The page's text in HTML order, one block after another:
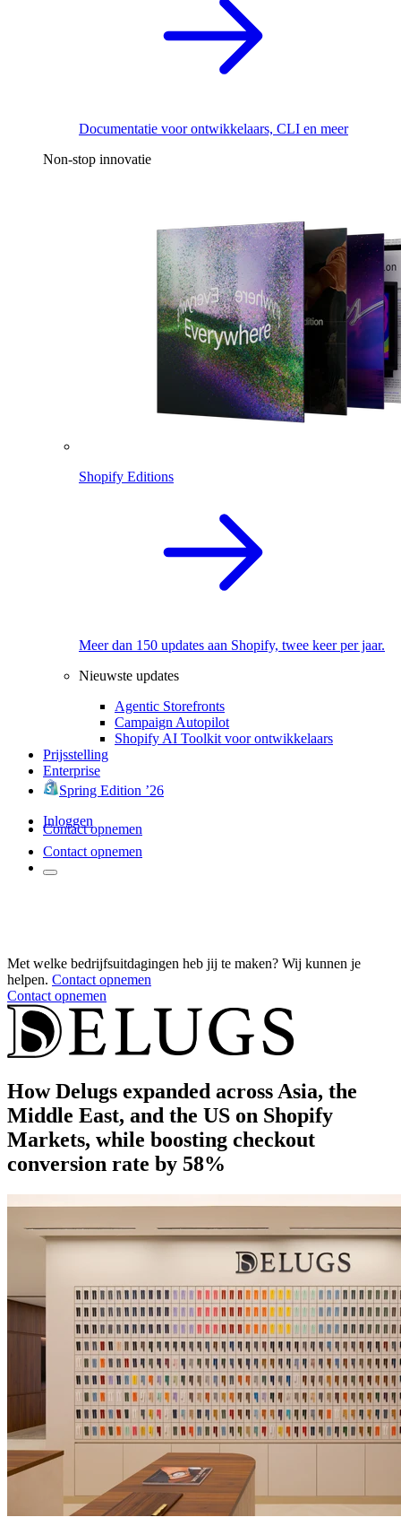
Documentatie voor ontwikkelaars, CLI en meer
Non-stop innovatie
Shopify Editions
Meer dan 150 updates aan Shopify, twee keer per jaar.
Nieuwste updates
Agentic Storefronts
Campaign Autopilot
Shopify AI Toolkit voor ontwikkelaars
Prijsstelling
Enterprise
Spring Edition ’26
Inloggen
Contact opnemen
Contact opnemen
Met welke bedrijfsuitdagingen heb jij te maken? Wij kunnen je
helpen. Contact opnemen
Contact opnemen
How Delugs expanded across Asia, the
Middle East, and the US on Shopify
Markets, while boosting checkout
conversion rate by 58%